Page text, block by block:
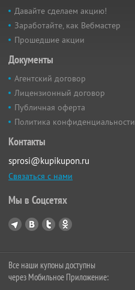
Давайте сделаем акцию!
Заработайте, как Вебмастер
Прошедшие акции
Документы
Агентский договор
Лицензионный договор
Публичная оферта
Политика конфиденциальности
Контакты
sprosi@kupikupon.ru
Связаться с нами
Мы в Соцсетях
Все наши купоны доступны
через Мобильное Приложение: